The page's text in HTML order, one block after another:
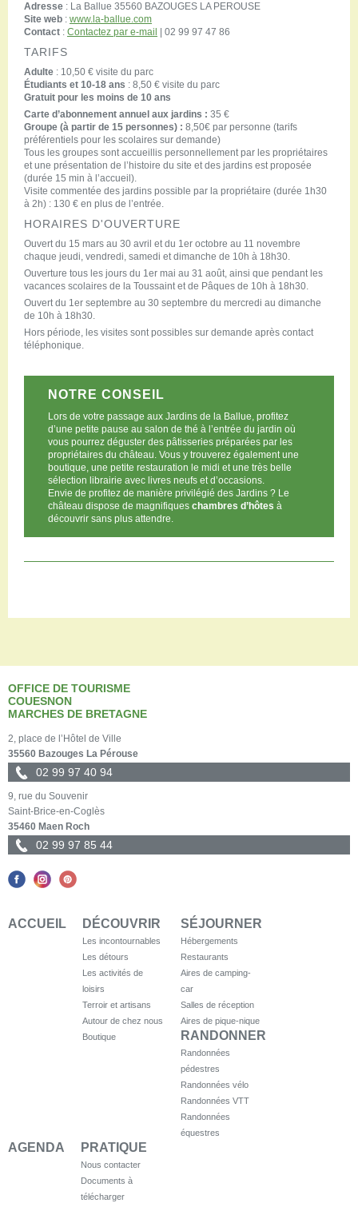
Adresse : La Ballue 35560 BAZOUGES LA PEROUSE
Site web : www.la-ballue.com
Contact : Contactez par e-mail | 02 99 97 47 86
TARIFS
Adulte : 10,50 € visite du parc
Étudiants et 10-18 ans : 8,50 € visite du parc
Gratuit pour les moins de 10 ans
Carte d’abonnement annuel aux jardins : 35 €
Groupe (à partir de 15 personnes) : 8,50€ par personne (tarifs
préférentiels pour les scolaires sur demande)
Tous les groupes sont accueillis personnellement par les propriétaires
et une présentation de l’histoire du site et des jardins est proposée
(durée 15 min à l’accueil).
Visite commentée des jardins possible par la propriétaire (durée 1h30
à 2h) : 130 € en plus de l’entrée.
HORAIRES D'OUVERTURE
Ouvert du 15 mars au 30 avril et du 1er octobre au 11 novembre
chaque jeudi, vendredi, samedi et dimanche de 10h à 18h30.
Ouverture tous les jours du 1er mai au 31 août, ainsi que pendant les
vacances scolaires de la Toussaint et de Pâques de 10h à 18h30.
Ouvert du 1er septembre au 30 septembre du mercredi au dimanche
de 10h à 18h30.
Hors période, les visites sont possibles sur demande après contact
téléphonique.
NOTRE CONSEIL
Lors de votre passage aux Jardins de la Ballue, profitez
d’une petite pause au salon de thé à l’entrée du jardin où
vous pourrez déguster des pâtisseries préparées par les
propriétaires du château. Vous y trouverez également une
boutique, une petite restauration le midi et une très belle
sélection librairie avec livres neufs et d’occasions.
Envie de profitez de manière privilégié des Jardins ? Le
château dispose de magnifiques chambres d’hôtes à
découvrir sans plus attendre.
OFFICE DE TOURISME
COUESNON
MARCHES DE BRETAGNE
2, place de l’Hôtel de Ville
35560 Bazouges La Pérouse
02 99 97 40 94
9, rue du Souvenir
Saint-Brice-en-Coglès
35460 Maen Roch
02 99 97 85 44
ACCUEIL DÉCOUVRIR
Les incontournables
Les détours
Les activités de
loisirs
Terroir et artisans
Autour de chez nous
Boutique
SÉJOURNER
Hébergements
Restaurants
Aires de camping-
car
Salles de réception
Aires de pique-nique
RANDONNER
Randonnées
pédestres
Randonnées vélo
Randonnées VTT
Randonnées
équestres
AGENDA PRATIQUE
Nous contacter
Documents à
télécharger